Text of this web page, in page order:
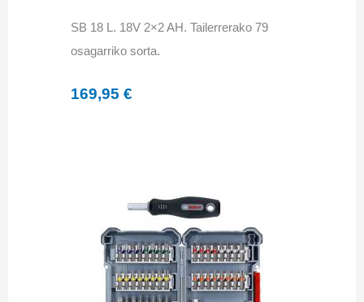
SB 18 L. 18V 2×2 AH. Tailerrerako 79
osagarriko sorta.
169,95 €